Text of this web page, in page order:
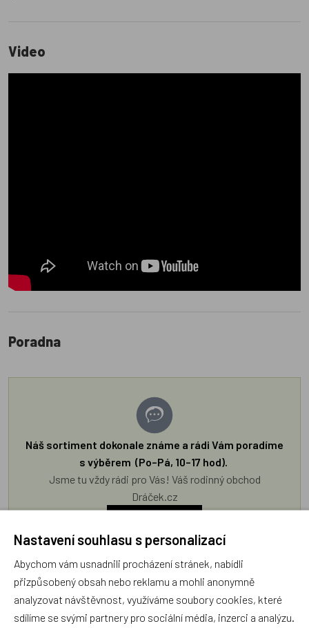
Video
Poradna
Náš sortiment dokonale známe a rádi Vám poradíme
s výběrem (Po–Pá, 10–17 hod).
Jsme tu vždy rádi pro Vás! Váš rodinný obchod
Dráček.cz
Recenze v detailu produktu a texty od zákazníků v poradně
odrážejí výhradně názory a stanoviska zákazníků. Provozovatel
e-shopu Dráček.cz texty zákazníků předem neschvaluje ani
neověřuje.
Nastavení souhlasu s personalizací
Abychom vám usnadnili procházení stránek, nabídli
přizpůsobený obsah nebo reklamu a mohli anonymně
analyzovat návštěvnost, využíváme soubory cookies, které
sdílíme se svými partnery pro sociální média, inzerci a analýzu.